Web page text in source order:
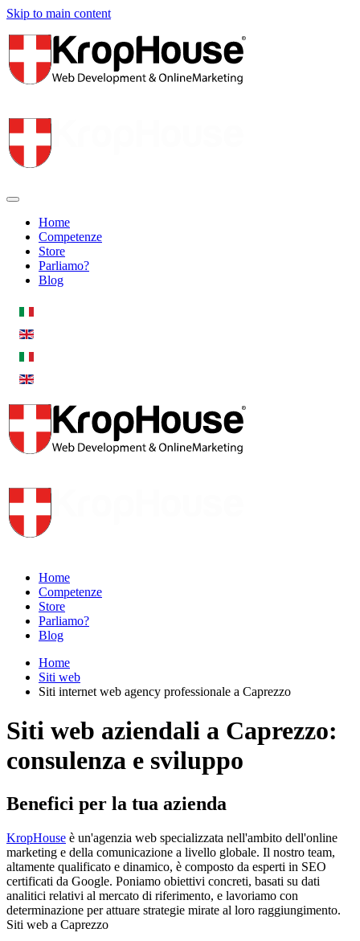
Skip to main content
Home
Competenze
Store
Parliamo?
Blog
Home
Competenze
Store
Parliamo?
Blog
Home
Siti web
Siti internet web agency professionale a Caprezzo
Siti web aziendali a Caprezzo:
consulenza e sviluppo
Benefici per la tua azienda
KropHouse è un'agenzia web specializzata nell'ambito dell'online
marketing e della comunicazione a livello globale. Il nostro team,
altamente qualificato e dinamico, è composto da esperti in SEO
certificati da Google. Poniamo obiettivi concreti, basati su dati
analitici relativi al mercato di riferimento, e lavoriamo con
determinazione per attuare strategie mirate al loro raggiungimento.
Siti web a Caprezzo